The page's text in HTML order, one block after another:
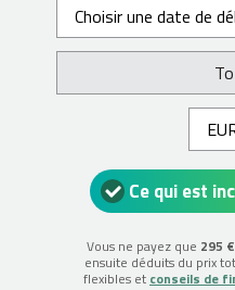
Ce qui est
Vous ne payez que 295 €
ensuite déduits du prix
flexibles et conseils de